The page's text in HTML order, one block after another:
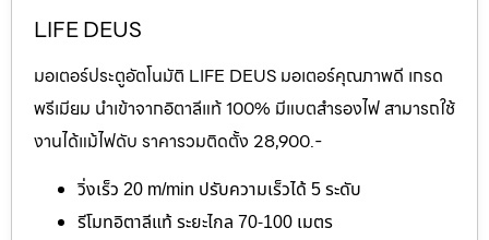
LIFE DEUS
มอเตอร์ประตูอัตโนมัติ LIFE DEUS มอเตอร์คุณภาพดี เกรด
พรีเมียม นำเข้าจากอิตาลีแท้ 100% มีแบตสำรองไฟ สามารถใช้
งานได้แม้ไฟดับ ราคารวมติดตั้ง 28,900.-
วิ่งเร็ว 20 m/min ปรับความเร็วได้ 5 ระดับ
รีโมทอิตาลีแท้ ระยะไกล 70-100 เมตร